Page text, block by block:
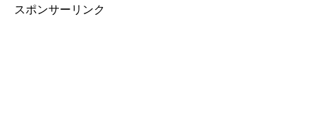
スポンサーリンク